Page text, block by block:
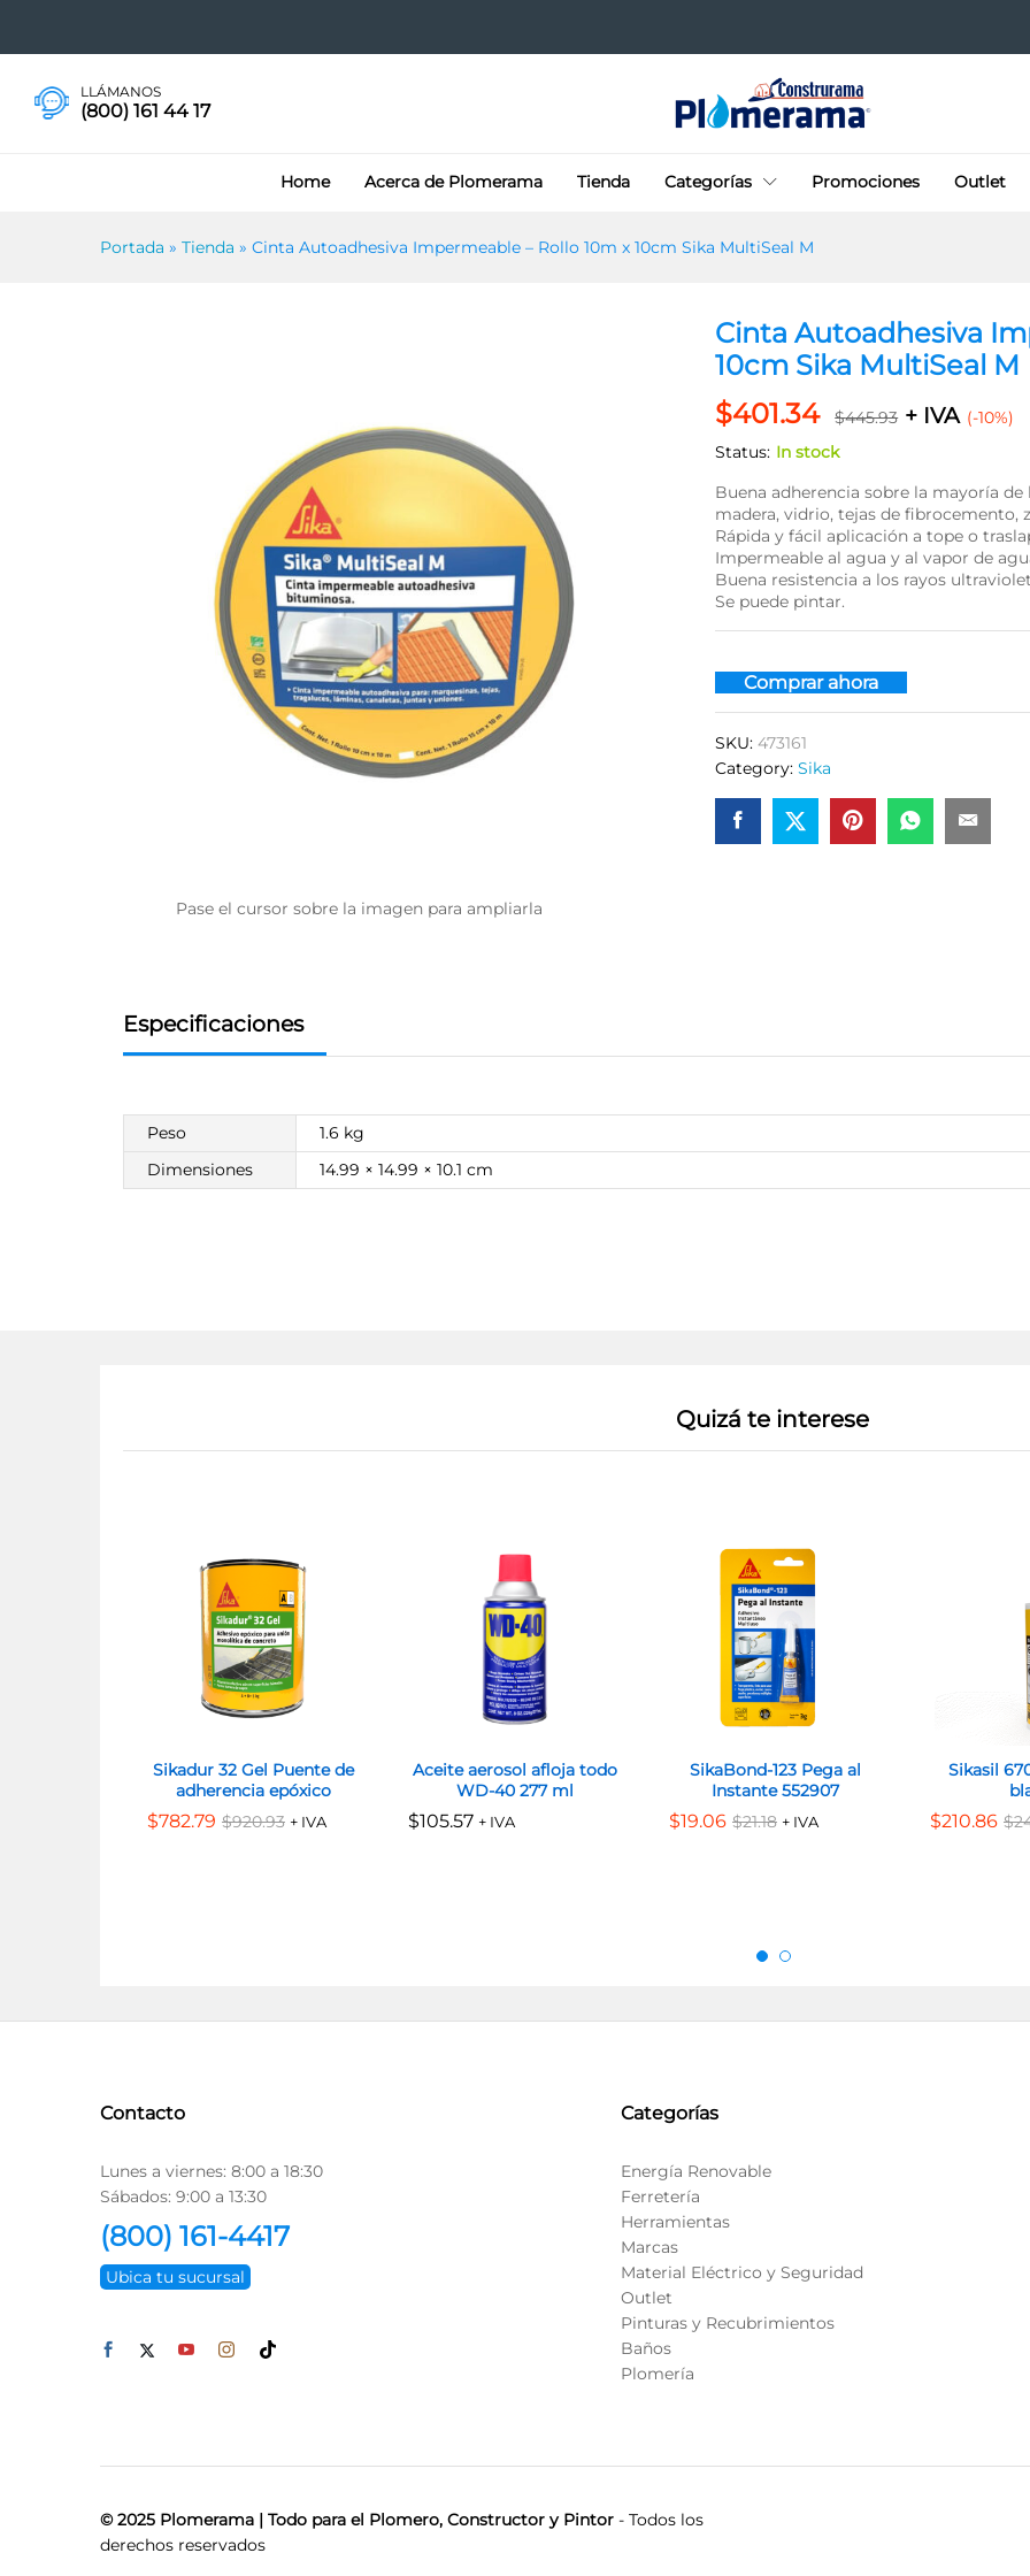
LLÁMANOS
(800) 161 44 17
Home Acerca de Plomerama Tienda Categorías Promociones Outlet
Portada » Tienda » Cinta Autoadhesiva Impermeable – Rollo 10m x 10cm Sika MultiSeal M
Pase el cursor sobre la imagen para ampliarla
Cinta Autoadhesiva
10cm Sika MultiSeal M
$401.34 $445.93 + IVA (-10%)
Status: In stock
Buena adherencia sobre la mayoría
madera, vidrio, tejas de fibrocemento,
Rápida y fácil aplicación a tope o
Impermeable al agua y al vapor de
Buena resistencia a los rayos
Se puede pintar.
Comprar ahora
SKU:473161
Category:Sika
Especificaciones
Peso
1.6 kg
Dimensiones
14.99 × 14.99 × 10.1 cm
Quizá te interese
Sikadur 32 Gel Puente de
adherencia epóxico
$782.79 $920.93 + IVA
$782.79 $920.93
Aceite aerosol afloja todo
WD-40 277 ml
$105.57 + IVA
$105.57
SikaBond-123 Pega al
Instante 552907
$19.06 $21.18 + IVA
$19.06 $21.18
Sikasil
$210.86 $
$210.86 $
Contacto
Lunes a viernes: 8:00 a 18:30
Sábados: 9:00 a 13:30
(800) 161-4417
Ubica tu sucursal
Categorías
Energía Renovable
Ferretería
Herramientas
Marcas
Material Eléctrico y Seguridad
Outlet
Pinturas y Recubrimientos
Baños
Plomería
© 2025 Plomerama | Todo para el Plomero, Constructor y Pintor - Todos los
derechos reservados